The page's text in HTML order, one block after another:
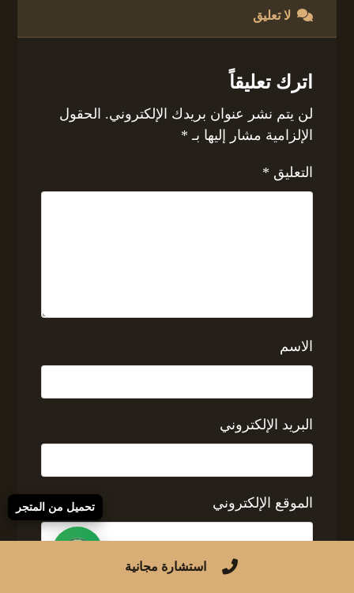
لا تعليق
اترك تعليقاً
لن يتم نشر عنوان بريدك الإلكتروني. الحقول
الإلزامية مشار إليها بـ *
التعليق *
الاسم
البريد الإلكتروني
الموقع الإلكتروني
استشارة مجانية
تحميل من المتجر